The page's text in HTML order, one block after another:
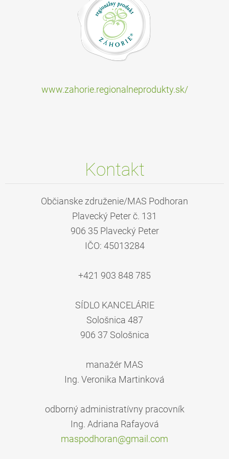
www.zahorie.regionalneprodukty.sk/
Kontakt
Občianske združenie/MAS Podhoran
Plavecký Peter č. 131
906 35 Plavecký Peter
IČO: 45013284
+421 903 848 785
SÍDLO KANCELÁRIE
Sološnica 487
906 37 Sološnica
manažér MAS
Ing. Veronika Martinková
odborný administratívny pracovník
Ing. Adriana Rafayová
maspodhoran@gmai l.com